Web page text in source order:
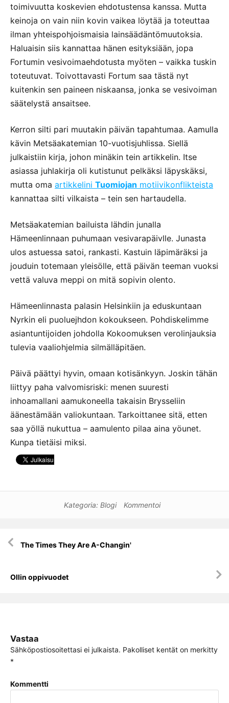
toimivuutta koskevien ehdotustensa kanssa. Mutta
keinoja on vain niin kovin vaikea löytää ja toteuttaa
ilman yhteispohjoismaisia lainsäädäntömuutoksia.
Haluaisin siis kannattaa hänen esityksiään, jopa
Fortumin vesivoimaehdotusta myöten – vaikka tuskin
toteutuvat. Toivottavasti Fortum saa tästä nyt
kuitenkin sen paineen niskaansa, jonka se vesivoiman
säätelystä ansaitsee.
Kerron silti pari muutakin päivän tapahtumaa. Aamulla
kävin Metsäakatemian 10-vuotisjuhlissa. Siellä
julkaistiin kirja, johon minäkin tein artikkelin. Itse
asiassa juhlakirja oli kutistunut pelkäksi läpyskäksi,
mutta oma artikkelini Tuomiojan motiivikonflikteista
kannattaa silti vilkaista – tein sen hartaudella.
Metsäakatemian bailuista lähdin junalla
Hämeenlinnaan puhumaan vesivarapäivlle. Junasta
ulos astuessa satoi, rankasti. Kastuin läpimäräksi ja
jouduin totemaan yleisölle, että päivän teeman vuoksi
vettä valuva meppi on mitä sopivin olento.
Hämeenlinnasta palasin Helsinkiin ja eduskuntaan
Nyrkin eli puoluejhdon kokoukseen. Pohdiskelimme
asiantuntijoiden johdolla Kokoomuksen verolinjauksia
tulevia vaaliohjelmia silmälläpitäen.
Päivä päättyi hyvin, omaan kotisänkyyn. Joskin tähän
liittyy paha valvomisriski: menen suuresti
inhoamallani aamukoneella takaisin Brysseliin
äänestämään valiokuntaan. Tarkoittanee sitä, etten
saa yöllä nukuttua – aamulento pilaa aina yöunet.
Kunpa tietäisi miksi.
Kategoria: Blogi Kommentoi
Artikkelien
selausThe Times They Are A-Changin'
Ollin oppivuodet
Vastaa
Sähköpostiosoitettasi ei julkaista. Pakolliset kentät on merkitty
*
Kommentti